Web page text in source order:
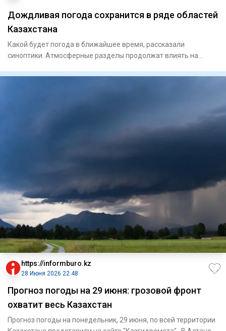
Дождливая погода сохранится в ряде областей
Казахстана
Какой будет погода в ближайшее время, рассказали
синоптики. Атмосферные разделы продолжат влиять на
https://informburo.kz
28 Июня 2026 22:48
Прогноз погоды на 29 июня: грозовой фронт
охватит весь Казахстан
Прогноз погоды на понедельник, 29 июня, по всей территории